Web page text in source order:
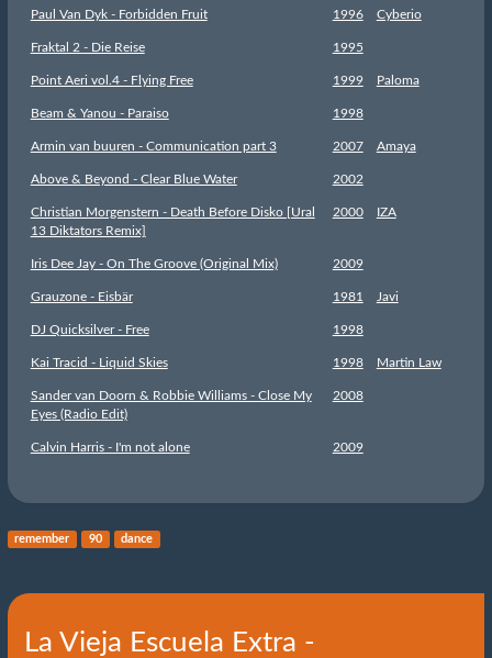
Paul Van Dyk - Forbidden Fruit 1996 Cyberio
Fraktal 2 - Die Reise 1995
Point Aeri vol.4 - Flying Free 1999 Paloma
Beam & Yanou - Paraiso 1998
Armin van buuren - Communication part 3 2007 Amaya
Above & Beyond - Clear Blue Water 2002
Christian Morgenstern - Death Before Disko [Ural
13 Diktators Remix]
2000 IZA
Iris Dee Jay - On The Groove (Original Mix) 2009
Grauzone - Eisbär 1981 Javi
DJ Quicksilver - Free 1998
Kai Tracid - Liquid Skies 1998 Martin Law
Sander van Doorn & Robbie Williams - Close My
Eyes (Radio Edit)
2008
Calvin Harris - I'm not alone 2009
remember 90 dance
La Vieja Escuela Extra -